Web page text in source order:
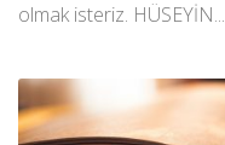
olmak isteriz. HÜSEYİN...